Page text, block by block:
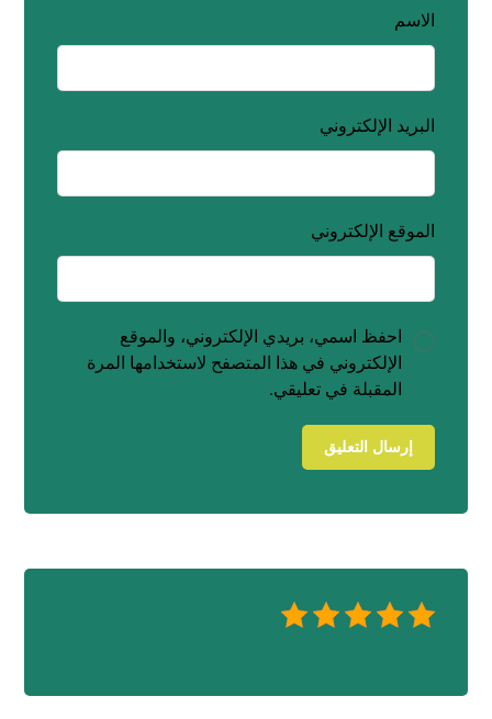
الاسم
البريد الإلكتروني
الموقع الإلكتروني
احفظ اسمي، بريدي الإلكتروني، والموقع
الإلكتروني في هذا المتصفح لاستخدامها المرة
المقبلة في تعليقي.